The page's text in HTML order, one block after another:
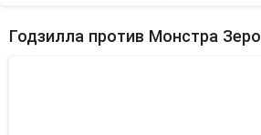
Годзилла против Монстра Зеро